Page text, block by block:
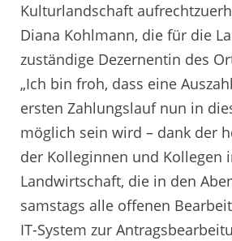
Kulturlandschaft
Diana Kohlmann, die für die
zuständige Dezernentin des
„Ich bin froh, dass eine
ersten Zahlungslauf nun in
möglich sein wird – dank der
der Kolleginnen und Kollegen
Landwirtschaft, die in den
samstags alle offenen
IT-System zur